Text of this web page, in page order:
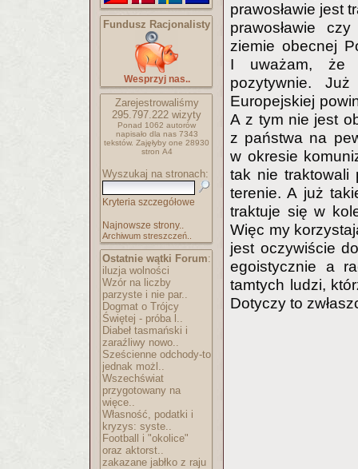
Fundusz Racjonalisty
Wesprzyj nas..
Zarejestrowaliśmy
295.797.222 wizyty
Ponad 1062 autorów
napisało dla nas 7343
tekstów. Zajęłyby one 28930
stron A4
Wyszukaj na stronach:
Kryteria szczegółowe
Najnowsze strony..
Archiwum streszczeń..
Ostatnie wątki Forum:
iluzja wolności
Wzór na liczby
parzyste i nie par..
Dogmat o Trójcy
Świętej - próba l..
Diabeł tasmański i
zaraźliwy nowo..
Sześcienne odchody-to
jednak możl..
Wszechświat
przygotowany na
więce..
Własność, podatki i
kryzys: syste..
Football i "okolice"
oraz aktorst..
zakazane jabłko z raju
prawosławie jest
prawosławie
ziemie obecnej
I uważam, że
pozytywnie.
Europejskiej
A z tym nie jest
z państwa na
w okresie
tak nie traktowali
terenie. A już
traktuje się w
Więc my
jest oczywiście
egoistycznie a
tamtych ludzi,
Dotyczy to